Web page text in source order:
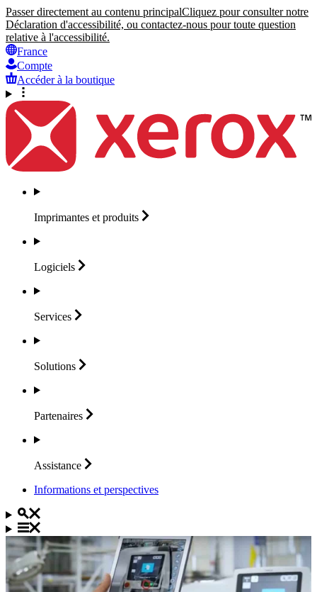
Passer directement au contenu principalCliquez pour consulter notre
Déclaration d'accessibilité, ou contactez-nous pour toute question
relative à l'accessibilité.
France
Compte
Accéder à la boutique
Imprimantes et produits
Logiciels
Services
Solutions
Partenaires
Assistance
Informations et perspectives